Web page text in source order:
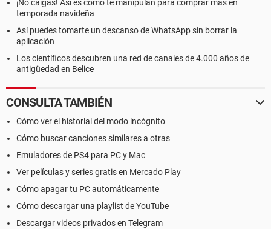
¡No caigas! Así es como te manipulan para comprar más en
temporada navideña
Así puedes tomarte un descanso de WhatsApp sin borrar la
aplicación
Los científicos descubren una red de canales de 4.000 años de
antigüedad en Belice
CONSULTA TAMBIÉN
Cómo ver el historial del modo incógnito
Cómo buscar canciones similares a otras
Emuladores de PS4 para PC y Mac
Ver películas y series gratis en Mercado Play
Cómo apagar tu PC automáticamente
Cómo descargar una playlist de YouTube
Descargar videos privados en Telegram